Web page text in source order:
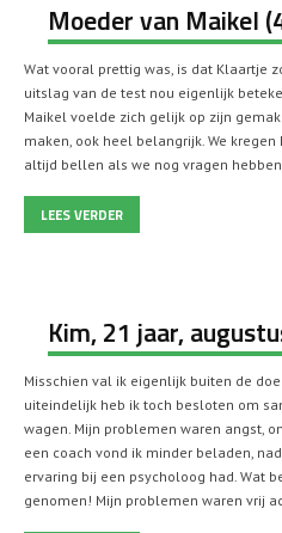
Moeder van Maikel
Wat vooral prettig was, is dat Klaartje
uitslag van de test nou eigenlijk
Maikel voelde zich gelijk op zijn
maken, ook heel belangrijk. We
altijd bellen als we nog vragen
LEES VERDER
Kim, 21 jaar,
Misschien val ik eigenlijk buiten de
uiteindelijk heb ik toch besloten om
wagen. Mijn problemen waren angst,
een coach vond ik minder beladen,
ervaring bij een psycholoog had. Wat
genomen! Mijn problemen waren vrij